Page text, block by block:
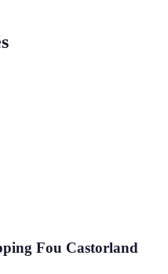
Fou Castorland